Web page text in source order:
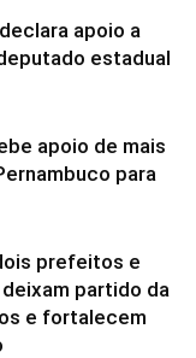
apoio a
estadual
apoio de mais
para
prefeitos e
partido da
e fortalecem